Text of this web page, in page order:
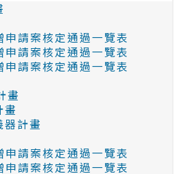
請案核定通過一覽表
請案核定通過一覽表
請案核定通過一覽表
畫
畫
計畫
請案核定通過一覽表
請案核定通過一覽表